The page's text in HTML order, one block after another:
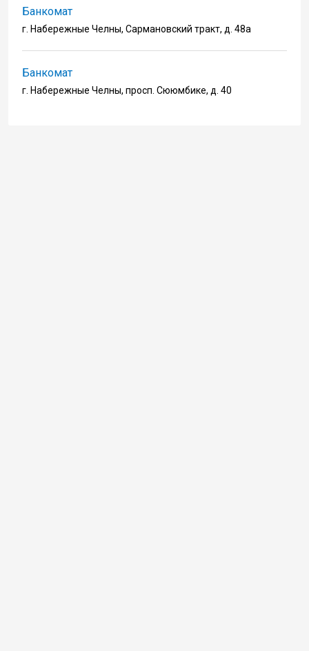
Банкомат
г. Набережные Челны, Сармановский тракт, д. 48а
Банкомат
г. Набережные Челны, просп. Сююмбике, д. 40